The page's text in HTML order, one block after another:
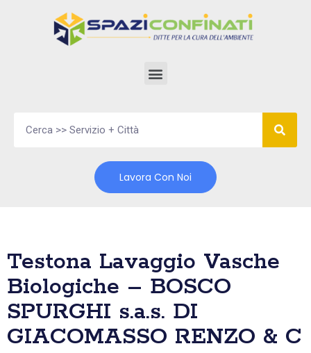
Lavora Con Noi
Testona Lavaggio Vasche
Biologiche – BOSCO
SPURGHI s.a.s. DI
GIACOMASSO RENZO & C